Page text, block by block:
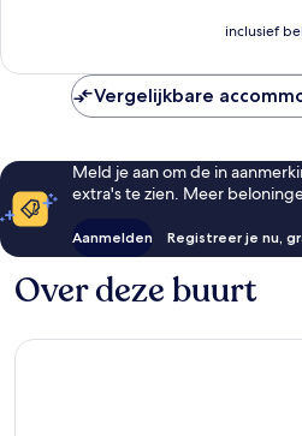
inclusief
Vergelijkbare
Meld je aan om de in
extra's te zien. Meer
Aanmelden Registreer je nu,
Over deze buurt